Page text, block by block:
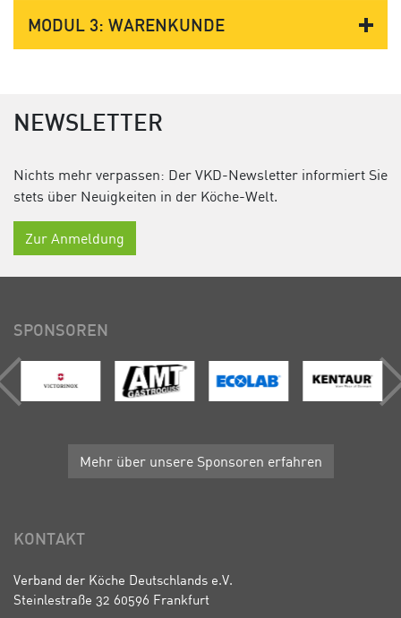
MODUL 3: WARENKUNDE
NEWSLETTER
Nichts mehr verpassen: Der VKD-Newsletter informiert Sie
stets über Neuigkeiten in der Köche-Welt.
Zur Anmeldung
SPONSOREN
Mehr über unsere Sponsoren erfahren
KONTAKT
Verband der Köche Deutschlands e.V.
Steinlestraße 32 60596 Frankfurt